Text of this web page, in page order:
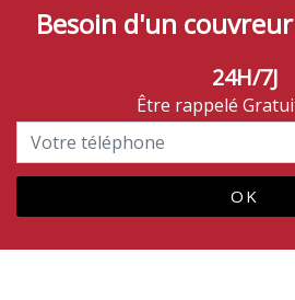
Besoin d'un
24H/7J
Être rappelé